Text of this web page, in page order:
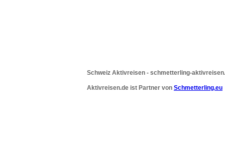
Schweiz Aktivreisen - schmetterling-
Aktivreisen.de ist Partner von Schmetterling.eu